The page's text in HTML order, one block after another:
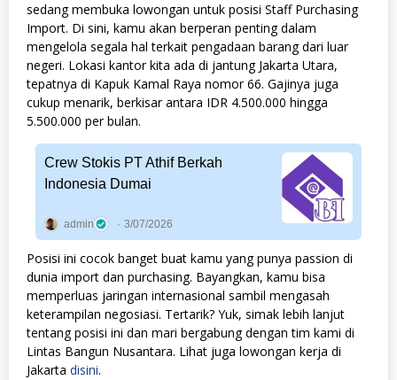
sedang membuka lowongan untuk posisi Staff Purchasing
Import. Di sini, kamu akan berperan penting dalam
mengelola segala hal terkait pengadaan barang dari luar
negeri. Lokasi kantor kita ada di jantung Jakarta Utara,
tepatnya di Kapuk Kamal Raya nomor 66. Gajinya juga
cukup menarik, berkisar antara IDR 4.500.000 hingga
5.500.000 per bulan.
Crew Stokis PT Athif Berkah
Indonesia Dumai
admin 3/07/2026
Posisi ini cocok banget buat kamu yang punya passion di
dunia import dan purchasing. Bayangkan, kamu bisa
memperluas jaringan internasional sambil mengasah
keterampilan negosiasi. Tertarik? Yuk, simak lebih lanjut
tentang posisi ini dan mari bergabung dengan tim kami di
Lintas Bangun Nusantara. Lihat juga lowongan kerja di
Jakarta disini.